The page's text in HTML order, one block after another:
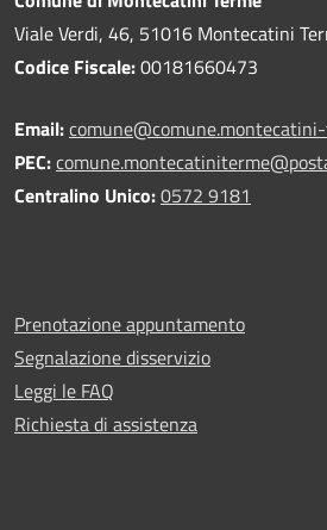
Viale Verdi, 46, 51016 Montecatini
Codice Fiscale:00181660473
Email:
PEC:
Centralino Unico:0572 9181
Prenotazione appuntamento
Segnalazione disservizio
Leggi le FAQ
Richiesta di assistenza